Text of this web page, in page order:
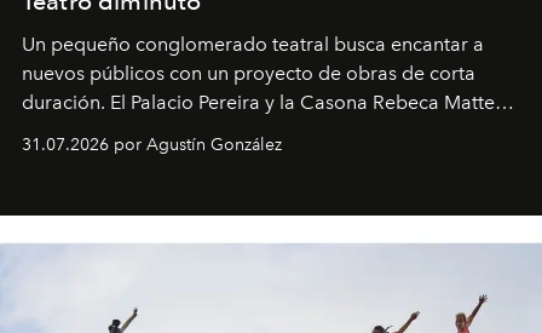
Un pequeño conglomerado teatral busca encantar a
nuevos públicos con un proyecto de obras de corta
duración. El Palacio Pereira y la Casona Rebeca Matte
son algunos de los lugares que han albergado estas
miniobras. Sus puestas en escena son limpias; ponen el
31.07.2026 por Agustín González